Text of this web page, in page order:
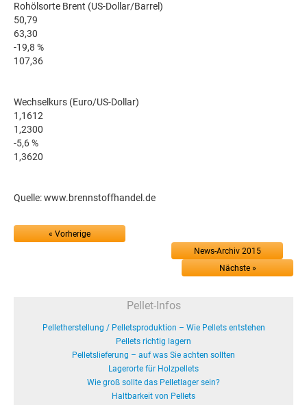
Rohölsorte Brent (US-Dollar/Barrel)
50,79
63,30
-19,8 %
107,36
Wechselkurs (Euro/US-Dollar)
1,1612
1,2300
-5,6 %
1,3620
Quelle: www.brennstoffhandel.de
« Vorherige
News-Archiv 2015
Nächste »
Pellet-Infos
Pelletherstellung / Pelletsproduktion – Wie Pellets entstehen
Pellets richtig lagern
Pelletslieferung – auf was Sie achten sollten
Lagerorte für Holzpellets
Wie groß sollte das Pelletlager sein?
Haltbarkeit von Pellets